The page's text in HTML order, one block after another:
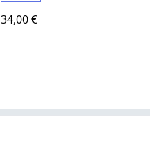
34,00 €